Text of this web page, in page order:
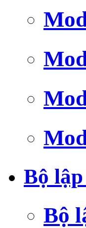
Bộ
Bộ